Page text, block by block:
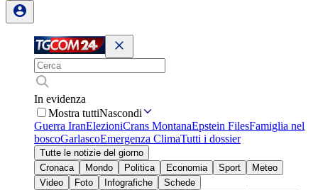
In evidenza
Mostra tuttiNascondi
Guerra IranElezioniCrans MontanaEpstein FilesFamiglia nel
boscoGarlascoEmergenza ClimaTutti i dossier
Tutte le notizie del giorno
Cronaca
Mondo Politica Economia Sport
Meteo
Video
Foto Infografiche
Schede